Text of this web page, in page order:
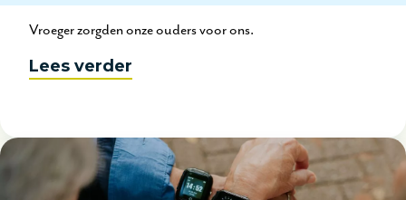
Vroeger zorgden onze ouders voor ons.
Lees verder